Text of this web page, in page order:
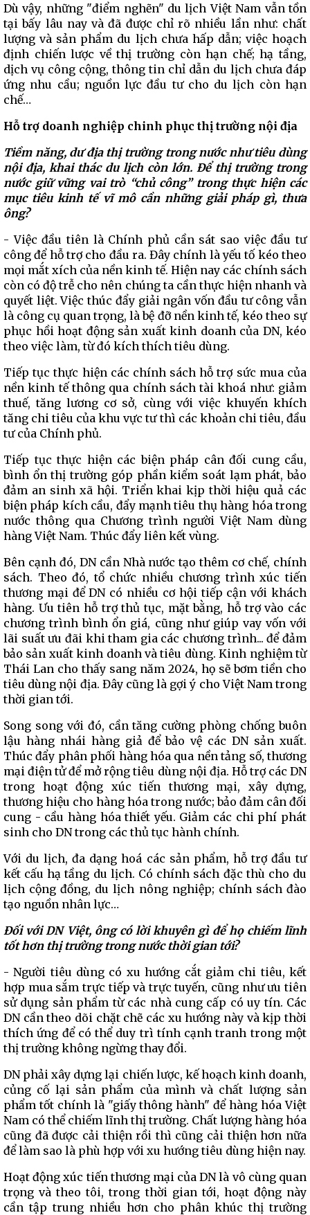
Dù vậy, những "điểm nghẽn" du lịch Việt Nam vẫn tồn
tại bấy lâu nay và đã được chỉ rõ nhiều lần như: chất
lượng và sản phẩm du lịch chưa hấp dẫn; việc hoạch
định chiến lược về thị trường còn hạn chế; hạ tầng,
dịch vụ công cộng, thông tin chỉ dẫn du lịch chưa đáp
ứng nhu cầu; nguồn lực đầu tư cho du lịch còn hạn
chế…
Hỗ trợ doanh nghiệp chinh phục thị trường nội địa
Tiềm năng, dư địa thị trường trong nước như tiêu dùng
nội địa, khai thác du lịch còn lớn. Để thị trường trong
nước giữ vững vai trò “chủ công” trong thực hiện các
mục tiêu kinh tế vĩ mô cần những giải pháp gì, thưa
ông?
- Việc đầu tiên là Chính phủ cần sát sao việc đầu tư
công để hỗ trợ cho đầu ra. Đây chính là yếu tố kéo theo
mọi mắt xích của nền kinh tế. Hiện nay các chính sách
còn có độ trễ cho nên chúng ta cần thực hiện nhanh và
quyết liệt. Việc thúc đẩy giải ngân vốn đầu tư công vẫn
là công cụ quan trọng, là bệ đỡ nền kinh tế, kéo theo sự
phục hồi hoạt động sản xuất kinh doanh của DN, kéo
theo việc làm, từ đó kích thích tiêu dùng.
Tiếp tục thực hiện các chính sách hỗ trợ sức mua của
nền kinh tế thông qua chính sách tài khoá như: giảm
thuế, tăng lương cơ sở, cùng với việc khuyến khích
tăng chi tiêu của khu vực tư thì các khoản chi tiêu, đầu
tư của Chính phủ.
Tiếp tục thực hiện các biện pháp cân đối cung cầu,
bình ổn thị trường góp phần kiểm soát lạm phát, bảo
đảm an sinh xã hội. Triển khai kịp thời hiệu quả các
biện pháp kích cầu, đẩy mạnh tiêu thụ hàng hóa trong
nước thông qua Chương trình người Việt Nam dùng
hàng Việt Nam. Thúc đẩy liên kết vùng.
Bên cạnh đó, DN cần Nhà nước tạo thêm cơ chế, chính
sách. Theo đó, tổ chức nhiều chương trình xúc tiến
thương mại để DN có nhiều cơ hội tiếp cận với khách
hàng. Ưu tiên hỗ trợ thủ tục, mặt bằng, hỗ trợ vào các
chương trình bình ổn giá, cũng như giúp vay vốn với
lãi suất ưu đãi khi tham gia các chương trình... để đảm
bảo sản xuất kinh doanh và tiêu dùng. Kinh nghiệm từ
Thái Lan cho thấy sang năm 2024, họ sẽ bơm tiền cho
tiêu dùng nội địa. Đây cũng là gợi ý cho Việt Nam trong
thời gian tới.
Song song với đó, cần tăng cường phòng chống buôn
lậu hàng nhái hàng giả để bảo vệ các DN sản xuất.
Thúc đẩy phân phối hàng hóa qua nền tảng số, thương
mại điện tử để mở rộng tiêu dùng nội địa. Hỗ trợ các DN
trong hoạt động xúc tiến thương mại, xây dựng,
thương hiệu cho hàng hóa trong nước; bảo đảm cân đối
cung - cầu hàng hóa thiết yếu. Giảm các chi phí phát
sinh cho DN trong các thủ tục hành chính.
Với du lịch, đa dạng hoá các sản phẩm, hỗ trợ đầu tư
kết cấu hạ tầng du lịch. Có chính sách đặc thù cho du
lịch cộng đồng, du lịch nông nghiệp; chính sách đào
tạo nguồn nhân lực…
Đối với DN Việt, ông có lời khuyên gì để họ chiếm lĩnh
tốt hơn thị trường trong nước thời gian tới?
- Người tiêu dùng có xu hướng cắt giảm chi tiêu, kết
hợp mua sắm trực tiếp và trực tuyến, cũng như ưu tiên
sử dụng sản phẩm từ các nhà cung cấp có uy tín. Các
DN cần theo dõi chặt chẽ các xu hướng này và kịp thời
thích ứng để có thể duy trì tính cạnh tranh trong một
thị trường không ngừng thay đổi.
DN phải xây dựng lại chiến lược, kế hoạch kinh doanh,
củng cố lại sản phẩm của mình và chất lượng sản
phẩm tốt chính là "giấy thông hành" để hàng hóa Việt
Nam có thể chiếm lĩnh thị trường. Chất lượng hàng hóa
cũng đã được cải thiện rồi thì cũng cải thiện hơn nữa
để làm sao là phù hợp với xu hướng tiêu dùng hiện nay.
Hoạt động xúc tiến thương mại của DN là vô cùng quan
trọng và theo tôi, trong thời gian tới, hoạt động này
cần tập trung nhiều hơn cho phân khúc thị trường